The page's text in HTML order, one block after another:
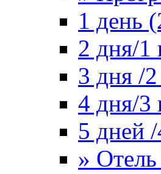
1 день
2 дня/1
3 дня /
4 дня/3
5 дней
»